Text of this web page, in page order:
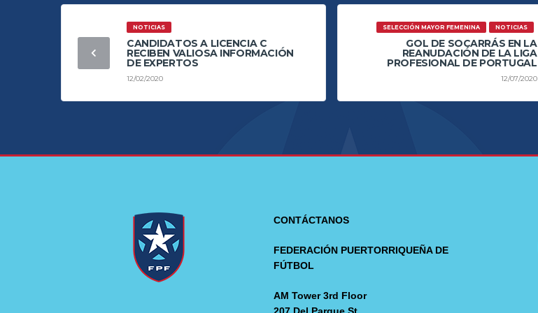
NOTICIAS
CANDIDATOS A LICENCIA C
RECIBEN VALIOSA INFORMACIÓN
DE EXPERTOS
12/02/2020
NOTICIAS
SELECCIÓN MAYOR FEMENINA
GOL DE SOCARRÁS EN LA
REANUDACIÓN DE LA LIGA
PROFESIONAL DE PORTUGAL
12/07/2020
CONTÁCTANOS
FEDERACIÓN PUERTORRIQUEÑA DE
FÚTBOL
AM Tower 3rd Floor
207 Del Parque St.